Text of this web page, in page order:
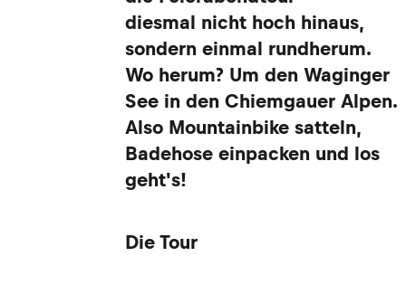
diesmal nicht hoch hinaus,
sondern einmal rundherum.
Wo herum? Um den Waginger
See in den Chiemgauer Alpen.
Also Mountainbike satteln,
Badehose einpacken und los
geht's!
Die Tour